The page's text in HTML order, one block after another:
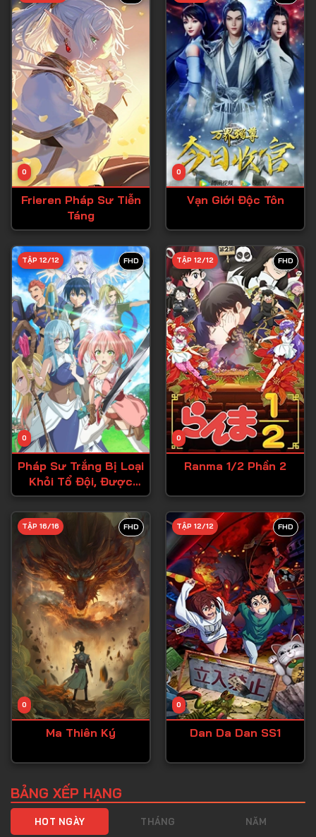
Tập 19
Tập 21
Tập 22
Tập 23
Tập 24
Tập 25
Tập 26
Tập 29
Tập 30
Tập 31
Tập 32
Tập 33
Tập 34
Tập 35
Tập 36
Tập 37
Tập 39
Tập 40
Tập 41
Tập 42
Tập 43
Tập 44
Tập 45
Tập 46
Tập 47
Tập 49
0
Frieren Pháp Sư Tiễn
Táng
0
Vạn Giới Độc Tôn
FHD
0
TẬP 12/12
Pháp Sư Trắng Bị Loại
Khỏi Tổ Đội, Được
Mạo Hiểm Giả Cấp S
Đón Nhận
FHD
0
TẬP 12/12
Ranma 1/2 Phần 2
FHD
0
TẬP 16/16
Ma Thiên Ký
FHD
0
TẬP 12/12
Dan Da Dan SS1
BẢNG XẾP HẠNG
HOT NGÀY THÁNG NĂM